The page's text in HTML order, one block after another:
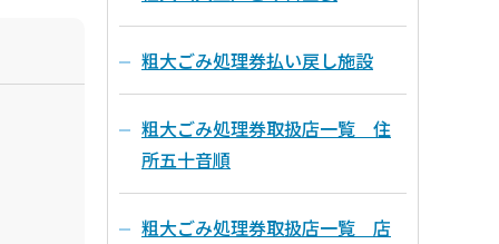
粗大ごみ処理券払い戻し施設
粗大ごみ処理券取扱店一覧 住
所五十音順
粗大ごみ処理券取扱店一覧 店